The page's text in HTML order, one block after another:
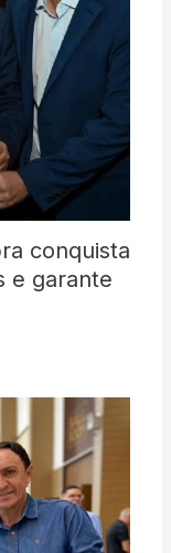
conquista
e garante